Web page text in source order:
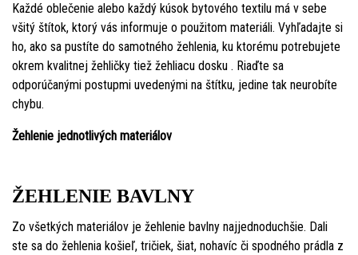
Každé oblečenie alebo každý kúsok bytového textilu má v sebe
všitý štítok, ktorý vás informuje o použitom materiáli. Vyhľadajte si
ho, ako sa pustíte do samotného žehlenia, ku ktorému potrebujete
okrem kvalitnej žehličky tiež žehliacu dosku . Riaďte sa
odporúčanými postupmi uvedenými na štítku, jedine tak neurobíte
chybu.
Žehlenie jednotlivých materiálov
ŽEHLENIE BAVLNY
Zo všetkých materiálov je žehlenie bavlny najjednoduchšie. Dali
ste sa do žehlenia košieľ, tričiek, šiat, nohavíc či spodného prádla z